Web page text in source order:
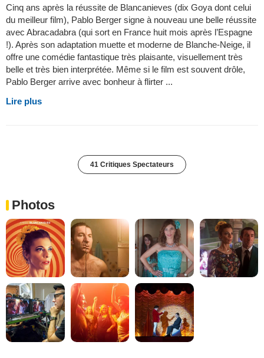
Cinq ans après la réussite de Blancanieves (dix Goya dont celui
du meilleur film), Pablo Berger signe à nouveau une belle réussite
avec Abracadabra (qui sort en France huit mois après l’Espagne
!). Après son adaptation muette et moderne de Blanche-Neige, il
offre une comédie fantastique très plaisante, visuellement très
belle et très bien interprétée. Même si le film est souvent drôle,
Pablo Berger arrive avec bonheur à flirter ...
Lire plus
41 Critiques Spectateurs
Photos